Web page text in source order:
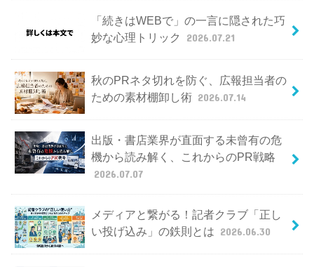
「続きはWEBで」の一言に隠された巧
妙な心理トリック
2026.07.21
秋のPRネタ切れを防ぐ、広報担当者の
ための素材棚卸し術 2026.07.14
出版・書店業界が直面する未曾有の危
機から読み解く、これからのPR戦略
2026.07.07
メディアと繋がる！記者クラブ「正し
い投げ込み」の鉄則とは 2026.06.30